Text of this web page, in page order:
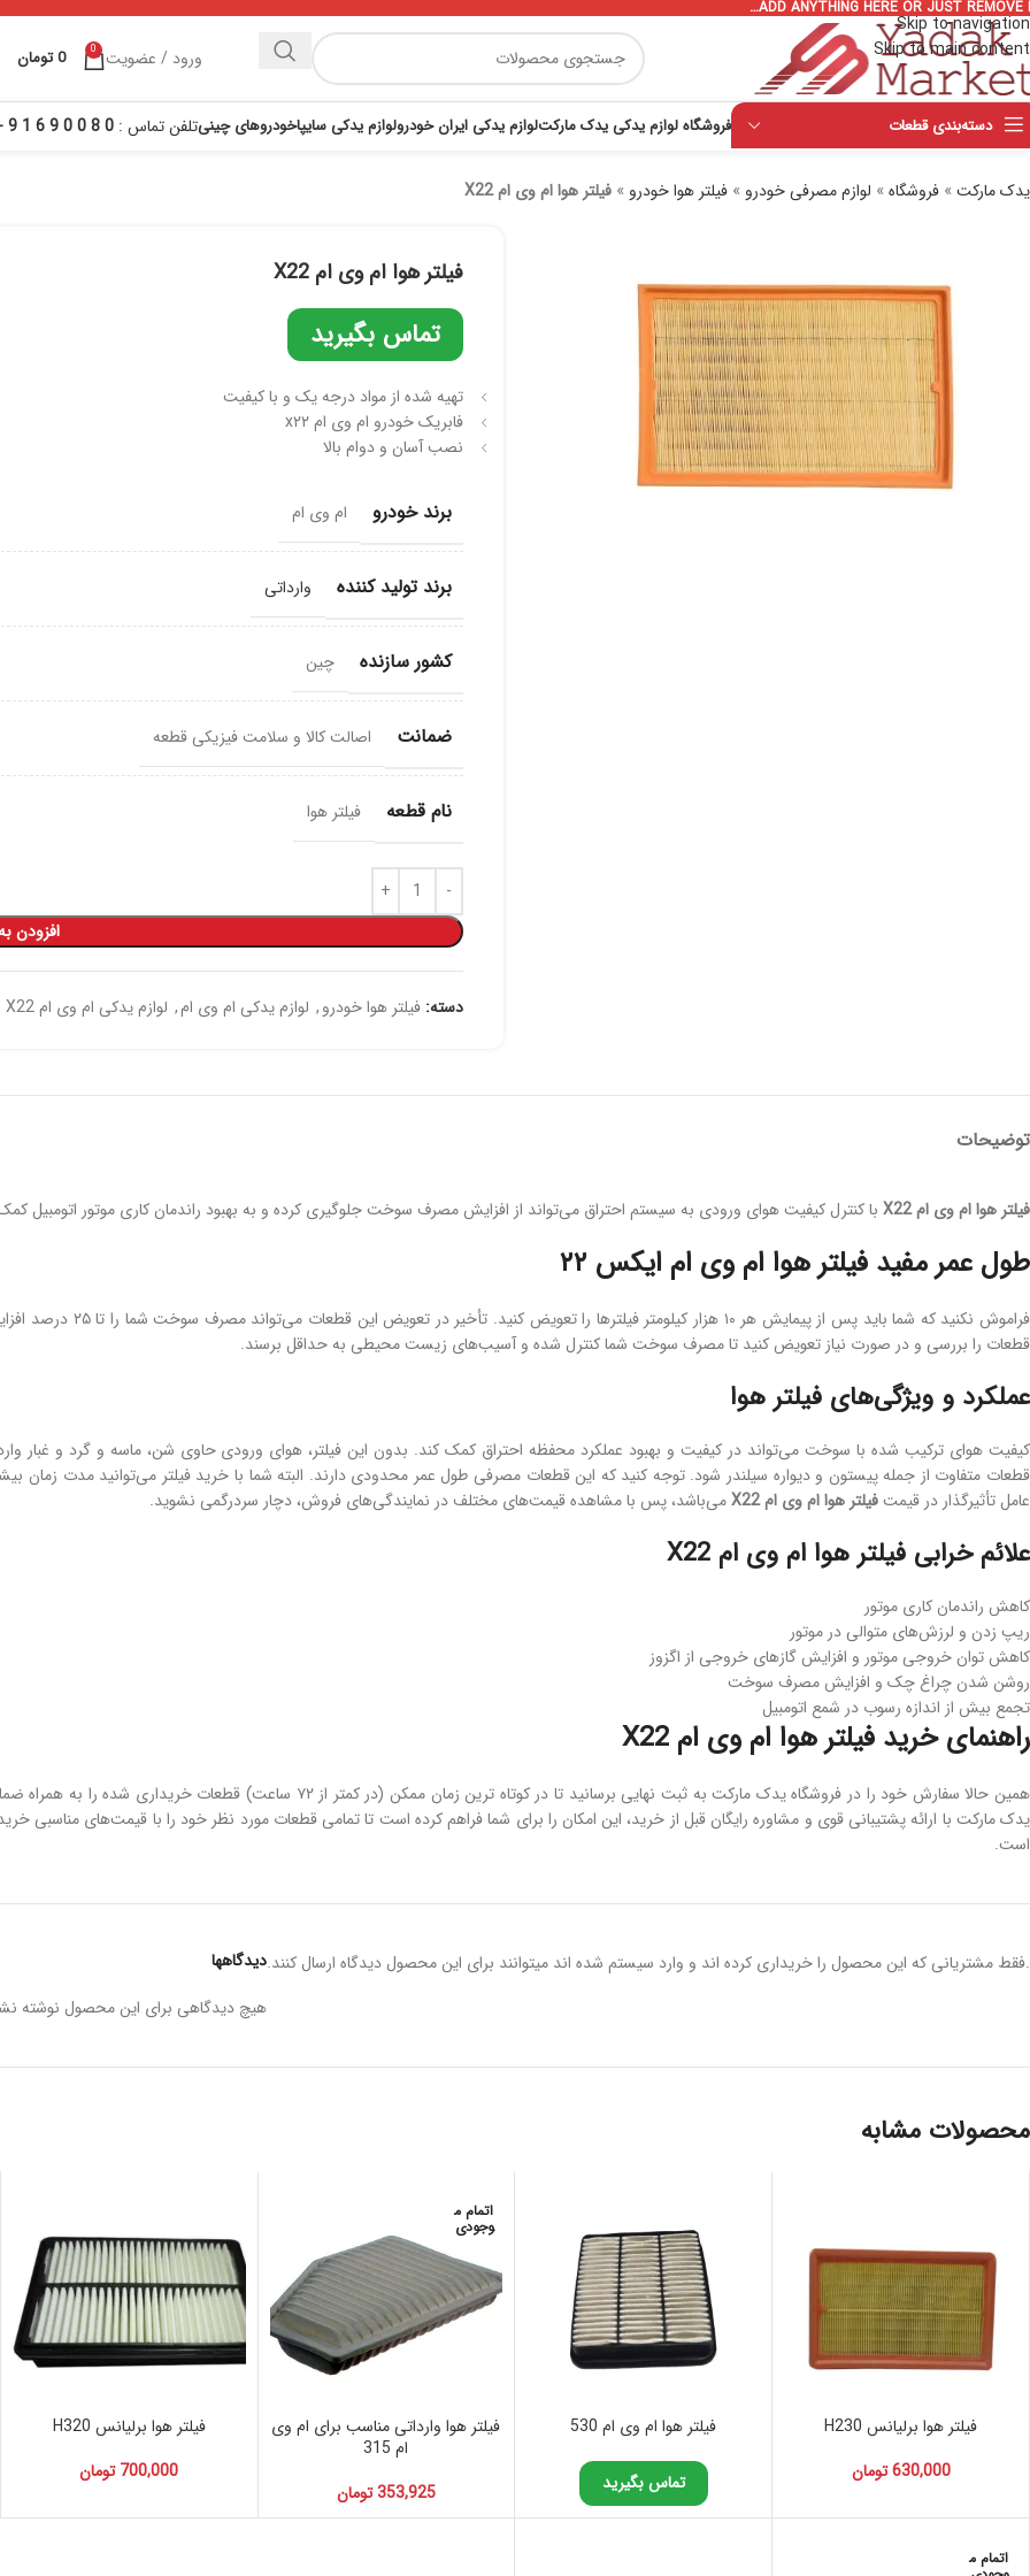
Skip to navigation
Skip to main content
ADD ANYTHING HERE OR JUST REMOVE
ورود / عضویت 0
0 تومان
دسته‌بندی قطعات فروشگاه لوازم یدکی یدک مارکتلوازم یدکی ایران خودرولوازم یدکی سایپاخودروهای چینیتلفن تماس : 0 8 0 0 9 6 1 9 - 021
یدک مارکت» فروشگاه» لوازم مصرفی خودرو » فیلتر هوا خودرو » فیلتر هوا ام وی ام X22
فیلتر هوا ام وی ام X22
تماس بگیرید
تهیه شده از مواد درجه یک و با کیفیت
فابریک خودرو ام وی ام x۲۲
نصب آسان و دوام بالا
برند خودرو ام وی ام
برند تولید کننده وارداتی
کشور سازنده چین
ضمانت اصالت کالا و سلامت فیزیکی قطعه
نام قطعه فیلتر هوا
افزودن
دسته: فیلتر هوا خودرو, لوازم یدکی ام وی ام, لوازم یدکی ام وی ام X22
توضیحات
فیلتر هوا ام وی امX22 با کنترل کیفیت هوای ورودی به سیستم احتراق می‌تواند از افزایش مصرف سوخت جلوگیری کرده و به بهبود راندمان کاری موتور اتومبیل
طول عمر مفید فیلتر هوا ام وی ام ایکس ۲۲
فراموش نکنید که شما
قطعات را بررسی و در صورت نیاز تعویض کنید تا مصرف سوخت شما کنترل شده و آسیب‌های زیست محیطی به حداقل برسند.
عملکرد و ویژگی‌های فیلتر هوا
کیفیت هوای ترکیب شده با سوخت می‌تواند در کیفیت و بهبود عملکرد محفظه احتراق کمک کند. بدون این فیلتر، هوای ورودی حاوی شن، ماسه و گرد و غبار
قطعات متفاوت از جمله پیستون و دیواره سیلندر شود. توجه کنید که این قطعات مصرفی طول عمر محدودی دارند. البته شما با خرید فیلتر می‌توانید مدت زمان
عامل تأثیرگذار در قیمتفیلتر هوا ام وی ام X22 می‌باشد، پس با مشاهده قیمت‌های مختلف در نمایندگی‌های فروش، دچار سردرگمی نشوید.
علائم خرابی فیلتر هوا ام وی ام X22
کاهش راندمان کاری موتور
ریپ زدن و لرزش‌های متوالی در موتور
کاهش توان خروجی موتور و افزایش گازهای خروجی از اگزوز
روشن شدن چراغ چک و افزایش مصرف سوخت
تجمع بیش از اندازه رسوب در شمع اتومبیل
راهنمای خرید فیلتر هوا ام وی ام X22
همین حالا سفارش خود را در فروشگاه یدک مارکت به ثبت نهایی برسانید تا در
یدک مارکت با ارائه پشتیبانی قوی و مشاوره رایگان قبل از خرید، این امکان را برای شما فراهم کرده است تا تمامی قطعات مورد نظر خود را با قیمت‌های مناسبی
است.
دیدگاهها
هیچ دیدگاهی برای این محصول نوشته
.فقط مشتریانی که این محصول را خریداری کرده اند و وارد سیستم شده اند میتوانند برای این محصول دیدگاه ارسال کنند.
محصولات مشابه
فیلتر هوا برلیانس H230
630,000 تومان
فیلتر هوا ام وی ام 530
تماس بگیرید
اتمام م
وجودی
فیلتر هوا وارداتی مناسب برای ام وی
ام 315
353,925تومان
فیلتر هوا برلیانس H320
700,000 تومان
اتمام م